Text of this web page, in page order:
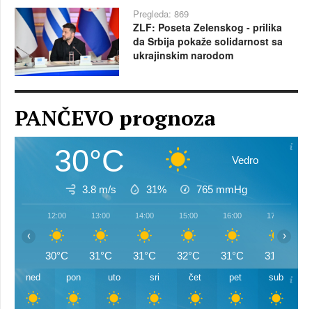
Pregleda: 869
ZLF: Poseta Zelenskog - prilika
da Srbija pokaže solidarnost sa
ukrajinskim narodom
PANČEVO prognoza
30°C Vedro
3.8 m/s 31% 765 mmHg
12:00
30°C
13:00
31°C
14:00
31°C
15:00
32°C
16:00
31°C
17:00
31°C
‹ ›
ned pon uto sri čet pet sub